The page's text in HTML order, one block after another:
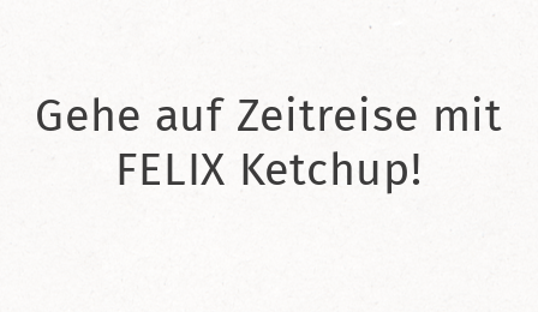
Gehe auf Zeitreise mit
FELIX Ketchup!